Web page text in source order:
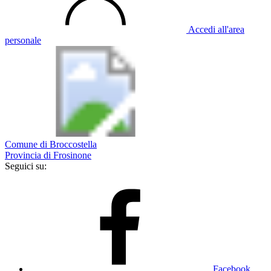
Accedi all'area
personale
Comune di Broccostella
Provincia di Frosinone
Seguici su:
Facebook